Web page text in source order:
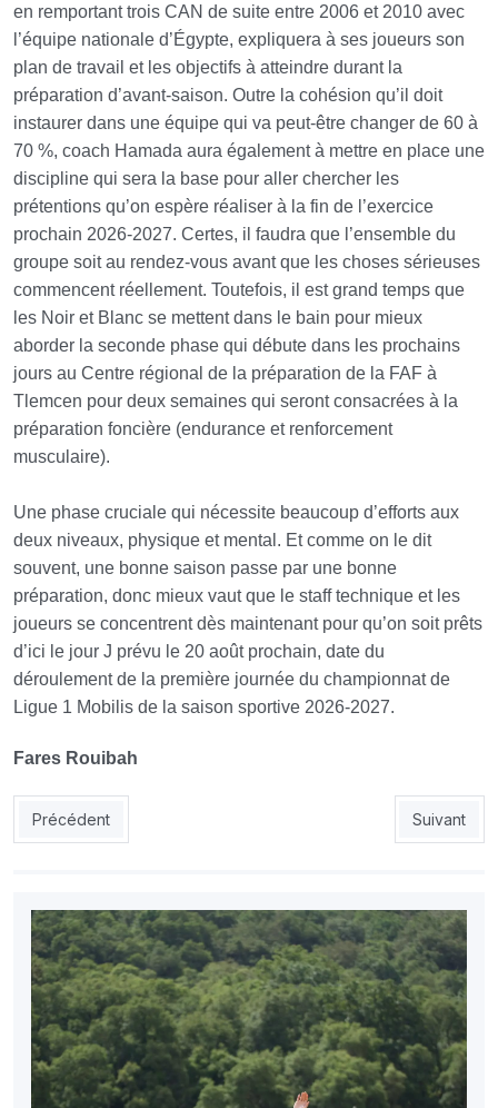
en remportant trois CAN de suite entre 2006 et 2010 avec
l’équipe nationale d’Égypte, expliquera à ses joueurs son
plan de travail et les objectifs à atteindre durant la
préparation d’avant-saison. Outre la cohésion qu’il doit
instaurer dans une équipe qui va peut-être changer de 60 à
70 %, coach Hamada aura également à mettre en place une
discipline qui sera la base pour aller chercher les
prétentions qu’on espère réaliser à la fin de l’exercice
prochain 2026-2027. Certes, il faudra que l’ensemble du
groupe soit au rendez-vous avant que les choses sérieuses
commencent réellement. Toutefois, il est grand temps que
les Noir et Blanc se mettent dans le bain pour mieux
aborder la seconde phase qui débute dans les prochains
jours au Centre régional de la préparation de la FAF à
Tlemcen pour deux semaines qui seront consacrées à la
préparation foncière (endurance et renforcement
musculaire).
Une phase cruciale qui nécessite beaucoup d’efforts aux
deux niveaux, physique et mental. Et comme on le dit
souvent, une bonne saison passe par une bonne
préparation, donc mieux vaut que le staff technique et les
joueurs se concentrent dès maintenant pour qu’on soit prêts
d’ici le jour J prévu le 20 août prochain, date du
déroulement de la première journée du championnat de
Ligue 1 Mobilis de la saison sportive 2026-2027.
Fares Rouibah
Article précédent : USMA : Bouziani, 2e recrue estivale
Précédent Article
Suivant